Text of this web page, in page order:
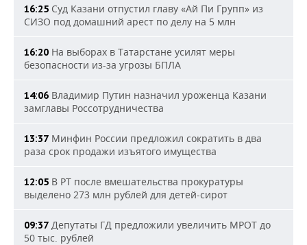
16:25 Суд Казани отпустил главу «Ай Пи Групп» из
СИЗО под домашний арест по делу на 5 млн
16:20 На выборах в Татарстане усилят меры
безопасности из-за угрозы БПЛА
14:06 Владимир Путин назначил уроженца Казани
замглавы Россотрудничества
13:37 Минфин России предложил сократить в два
раза срок продажи изъятого имущества
12:05 В РТ после вмешательства прокуратуры
выделено 273 млн рублей для детей-сирот
09:37 Депутаты ГД предложили увеличить МРОТ до
50 тыс. рублей